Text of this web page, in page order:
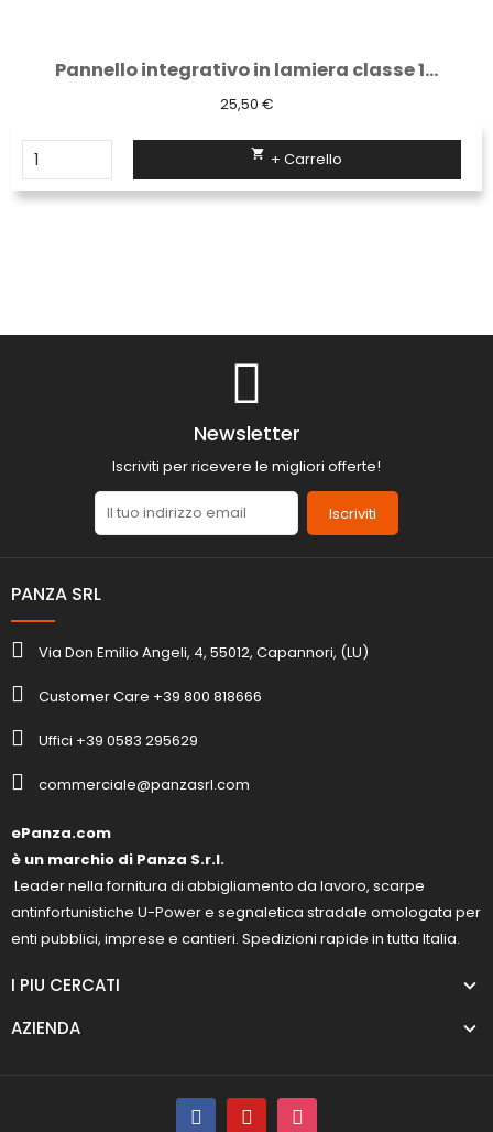
Pannello integrativo in lamiera classe 1...
25,50 €
 + Carrello
Newsletter
Iscriviti per ricevere le migliori offerte!
Iscriviti
PANZA SRL
Via Don Emilio Angeli, 4, 55012, Capannori, (LU)
Customer Care +39 800 818666
Uffici +39 0583 295629
commerciale@panzasrl.com
ePanza.com
è un marchio di Panza S.r.l.
Leader nella fornitura di abbigliamento da lavoro, scarpe
antinfortunistiche U-Power e segnaletica stradale omologata per
enti pubblici, imprese e cantieri. Spedizioni rapide in tutta Italia.
I PIU CERCATI
AZIENDA